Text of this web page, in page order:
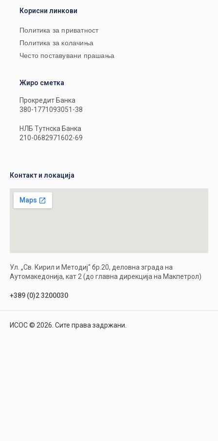
Корисни линкови
Политика за приватност
Политика за колачиња
Често поставувани прашања
Жиро сметка
Прокредит Банка
380-1771093051-38
НЛБ Тутнска Банка
210-0682971602-69
Контакт и локација
Ул. „Св. Кирил и Методиј“ бр.20, деловна зграда на
Аутомакедонија, кат 2 (до главна дирекција на Макпетрол)
+389 (0)2 3200030
ИСОС © 2026. Сите права задржани.